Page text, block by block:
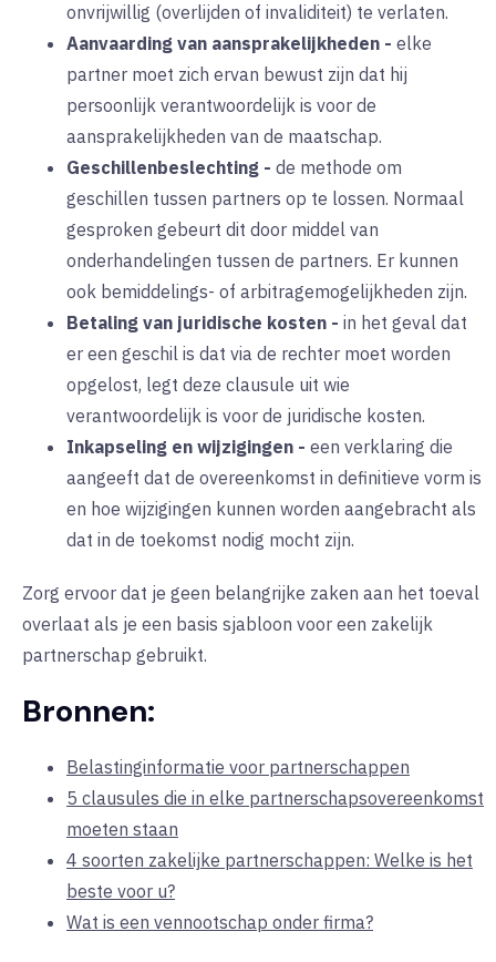
onvrijwillig (overlijden of invaliditeit) te verlaten.
Aanvaarding van aansprakelijkheden - elke
partner moet zich ervan bewust zijn dat hij
persoonlijk verantwoordelijk is voor de
aansprakelijkheden van de maatschap.
Geschillenbeslechting - de methode om
geschillen tussen partners op te lossen. Normaal
gesproken gebeurt dit door middel van
onderhandelingen tussen de partners. Er kunnen
ook bemiddelings- of arbitragemogelijkheden zijn.
Betaling van juridische kosten - in het geval dat
er een geschil is dat via de rechter moet worden
opgelost, legt deze clausule uit wie
verantwoordelijk is voor de juridische kosten.
Inkapseling en wijzigingen - een verklaring die
aangeeft dat de overeenkomst in definitieve vorm is
en hoe wijzigingen kunnen worden aangebracht als
dat in de toekomst nodig mocht zijn.
Zorg ervoor dat je geen belangrijke zaken aan het toeval
overlaat als je een basis sjabloon voor een zakelijk
partnerschap gebruikt.
Bronnen:
Belastinginformatie voor partnerschappen
5 clausules die in elke partnerschapsovereenkomst
moeten staan
4 soorten zakelijke partnerschappen: Welke is het
beste voor u?
Wat is een vennootschap onder firma?